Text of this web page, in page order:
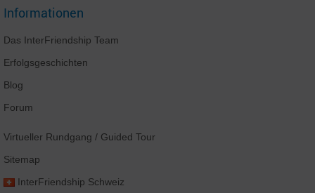
Informationen
Das InterFriendship Team
Erfolgsgeschichten
Blog
Forum
Virtueller Rundgang / Guided Tour
Sitemap
InterFriendship Schweiz